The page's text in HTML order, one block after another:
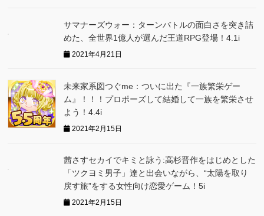
サマナーズウォー：ターンバトルの面白さを突き詰
めた、全世界1億人が選んだ王道RPG登場！4.1i
2021年4月21日
未来家系図つぐme：ついに出た『一族繁栄ゲー
ム』！！！プロポーズして結婚して一族を繁栄させ
よう！4.4i
2021年2月15日
茜さすセカイでキミと詠う:高杉晋作をはじめとした
「ツクヨミ男子」達と出会いながら、“太陽を取り
戻す旅”をする女性向け恋愛ゲーム！5i
2021年2月15日